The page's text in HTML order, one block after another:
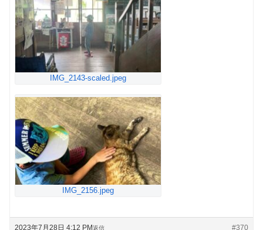
IMG_2143-scaled.jpeg
IMG_2156.jpeg
2023年7月28日 4:12 PM #370
返信